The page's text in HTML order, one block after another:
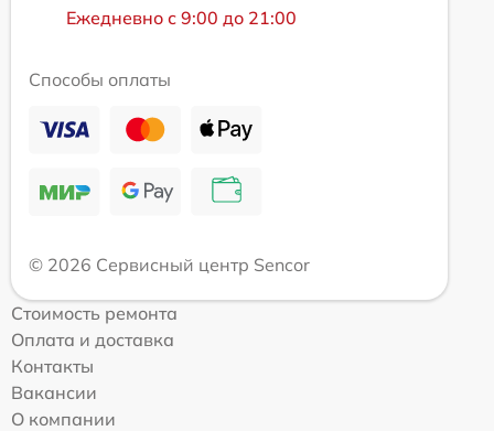
Ежедневно с 9:00 до 21:00
Способы оплаты
© 2026 Сервисный центр Sencor
Стоимость ремонта
Оплата и доставка
Контакты
Вакансии
О компании